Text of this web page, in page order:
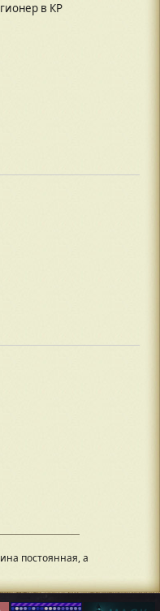
в КР
постоянная, а